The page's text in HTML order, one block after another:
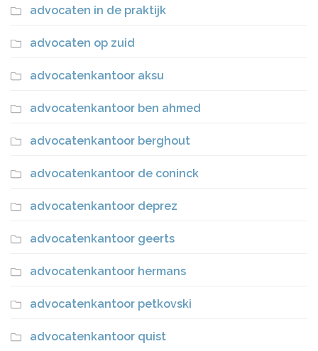
advocaten in de praktijk
advocaten op zuid
advocatenkantoor aksu
advocatenkantoor ben ahmed
advocatenkantoor berghout
advocatenkantoor de coninck
advocatenkantoor deprez
advocatenkantoor geerts
advocatenkantoor hermans
advocatenkantoor petkovski
advocatenkantoor quist